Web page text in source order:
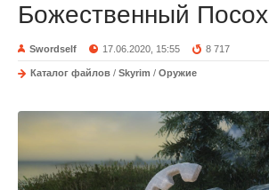
Божественный Посох
Swordself 17.06.2020, 15:55 8 717
Каталог файлов / Skyrim / Оружие